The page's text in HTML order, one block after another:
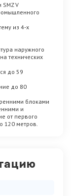
V
из 4-х
наружного
технических
до 59
до 80
блоками
и
от первого
120 метров.